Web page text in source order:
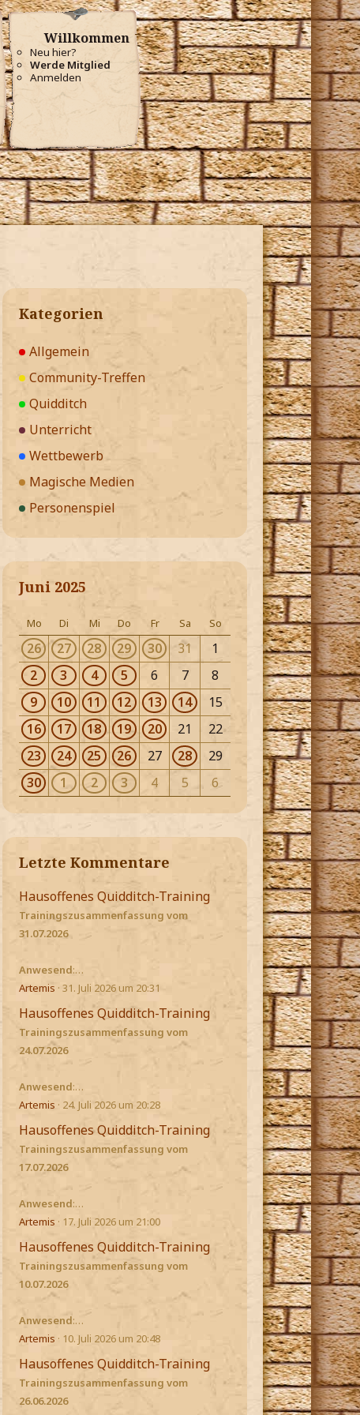
Willkommen
Neu hier?
Werde Mitglied
Anmelden
Kategorien
Allgemein
Community-Treffen
Quidditch
Unterricht
Wettbewerb
Magische Medien
Personenspiel
Juni 2025
Mo Di Mi Do Fr Sa So
26 27 28 29 30 31
1
2
3 4 5 6 7
8
9
10 11 12 13 14
15
16
17 18 19 20 21
22
23
24 25 26 27 28
29
30
1 2 3 4 5 6
Letzte Kommentare
Hausoffenes Quidditch-Training
Trainingszusammenfassung vom
31.07.2026
Anwesend:…
Artemis 31. Juli 2026 um 20:31
Hausoffenes Quidditch-Training
Trainingszusammenfassung vom
24.07.2026
Anwesend:…
Artemis
24. Juli 2026 um 20:28
Hausoffenes Quidditch-Training
Trainingszusammenfassung vom
17.07.2026
Anwesend:…
Artemis
17. Juli 2026 um 21:00
Hausoffenes Quidditch-Training
Trainingszusammenfassung vom
10.07.2026
Anwesend:…
Artemis
10. Juli 2026 um 20:48
Hausoffenes Quidditch-Training
Trainingszusammenfassung vom
26.06.2026